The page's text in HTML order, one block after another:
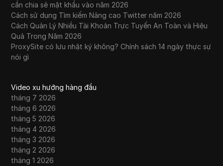
cần chia sẻ mật khẩu vào năm 2026
Cách sử dụng Tìm kiếm Nâng cao Twitter năm 2026
Cách Quản Lý Nhiều Tài Khoản Trực Tuyến An Toàn và Hiệu
Quả Trong Năm 2026
ProxySite có lưu nhật ký không? Chính sách 14 ngày thực sự
nói gì
Video xu hướng hàng đầu
tháng 7 2026
tháng 6 2026
tháng 5 2026
tháng 4 2026
tháng 3 2026
tháng 2 2026
tháng 1 2026